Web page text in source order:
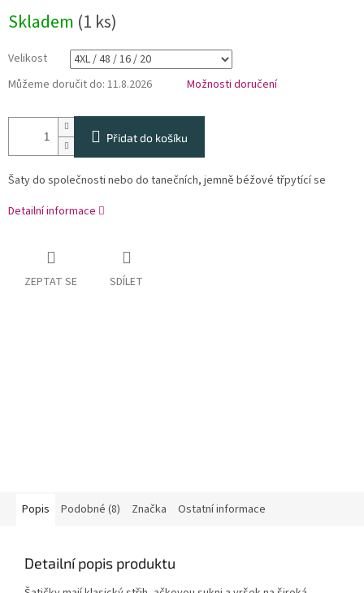
cena:
Skladem (1 ks)
Velikost
Můžeme doručit do: 11.8.2026 Možnosti doručení
Přidat do košíku
Šaty do společnosti nebo do tanečních, jemně béžové třpytící se
Detailní informace
ZEPTAT SE SDÍLET
Popis Podobné (8) Značka Ostatní informace
Detailní popis produktu